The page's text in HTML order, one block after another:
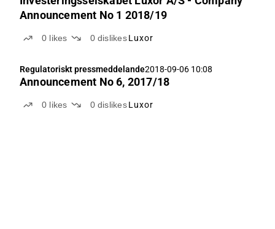
Announcement No 1 2018/19
0 likes 0 dislikes Luxor
Regulatoriskt pressmeddelande2018-09-06 10:08
Announcement No 6, 2017/18
0 likes 0 dislikes Luxor